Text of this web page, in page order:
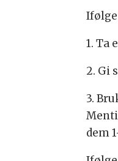
1. Ta
2. Gi
3.
dem